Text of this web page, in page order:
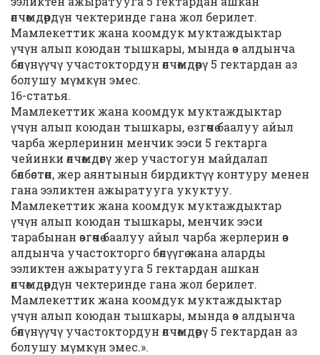
өлчөмдөрдүн чектеринде гана жол берилет.
Мамлекеттик жана коомдук муктаждыктар
үчүн алып коюдан тышкары, мында өз алдынча
бөлүнүүчү участоктордун өлчөмдөрү 5 гектардан аз
болушу мүмкүн эмес.
16-статья.
Мамлекеттик жана коомдук муктаждыктар
үчүн алып коюдан тышкары, ѳзгөчө баалуу айыл
чарба жерлеринин менчик ээси 5 гектарга
чейинки өлчөмдөгү жер участогун майдалап
бөлбөстөн, жер аянтынын бирдиктүү контуру менен
гана ээликтен ажыратууга укуктуу.
Мамлекеттик жана коомдук муктаждыктар
үчүн алып коюдан тышкары, менчик ээси
тарабынан өзгөчө баалуу айыл чарба жерлерин өз
алдынча участокторго бөлүүгө жана аларды
ээликтен ажыратууга 5 гектардан ашкан
өлчөмдөрдүн чектеринде гана жол берилет.
Мамлекеттик жана коомдук муктаждыктар
үчүн алып коюдан тышкары, мында өз алдынча
бөлүнүүчү участоктордун өлчөмдөрү 5 гектардан аз
болушу мүмкүн эмес.».